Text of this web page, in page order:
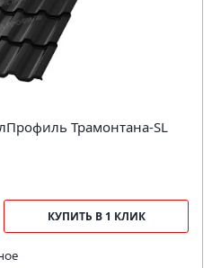
Трамонтана-SL
КУПИТЬ В 1 КЛИК